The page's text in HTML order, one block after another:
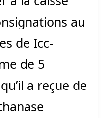
au
de Icc-
de 5
a reçue de